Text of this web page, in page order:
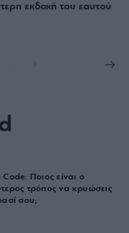
εκδοχή του εαυτού
Ποιος είναι ο
τρόπος να κρυώσεις
σου;